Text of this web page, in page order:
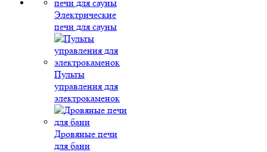
Электрические
печи для сауны
Пульты
управления для
электрокаменок
Дровяные печи
для бани